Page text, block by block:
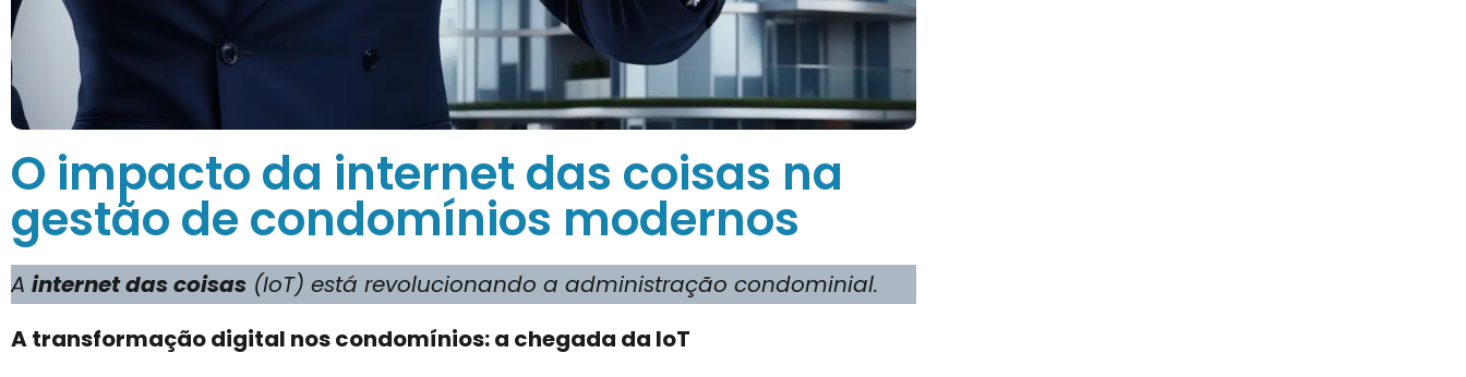
O impacto da internet das coisas na
gestão de condomínios modernos
A internet das coisas (IoT) está revolucionando a administração condominial.
A transformação digital nos condomínios: a chegada da IoT